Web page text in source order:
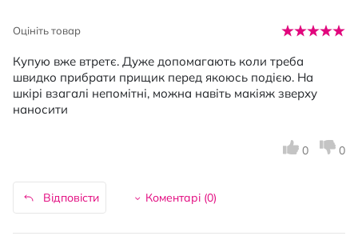
Оцініть товар
Купую вже втретє. Дуже допомагають коли треба
швидко прибрати прищик перед якоюсь подією. На
шкірі взагалі непомітні, можна навіть макіяж зверху
наносити
Відповісти Коментарі (0)
0 0